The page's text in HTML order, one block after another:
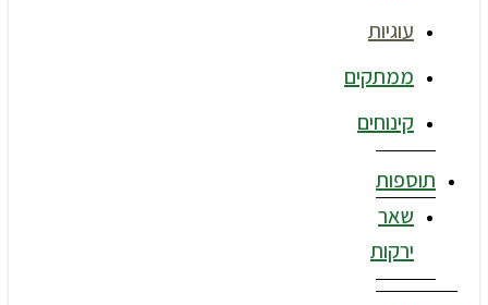
עוגיות
ממתקים
קינוחים
תוספות
שאר
ירקות